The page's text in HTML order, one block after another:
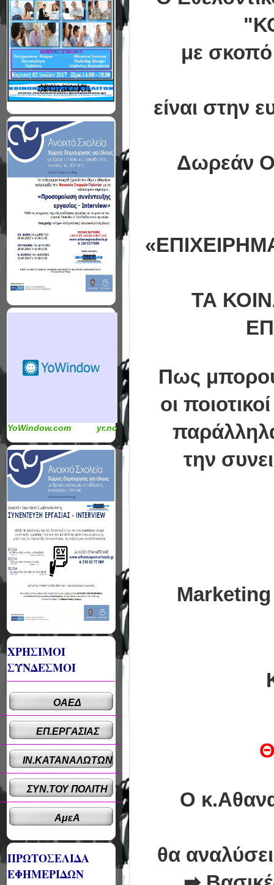
με
είναι στην
Δωρεάν
ΤΑ
Πως
οι
την
O
θα
YoWindow.com yr.no
ΧΡΗΣΙΜΟΙ
ΣΥΝΔΕΣΜΟΙ
ΟΑΕΔ
ΕΠ.ΕΡΓΑΣΙΑΣ
ΙΝ.ΚΑΤΑΝΑΛΩΤΩΝ
ΣΥΝ.ΤΟΥ ΠΟΛΙΤΗ
ΑμεΑ
ΠΡΩΤΟΣΕΛΙΔΑ
ΕΦΗΜΕΡΙΔΩΝ